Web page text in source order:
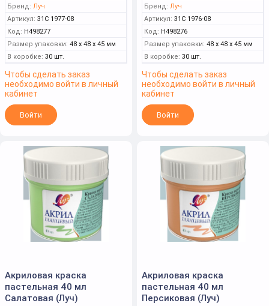
Бренд: Луч
Артикул: 31C 1977-08
Код: Н498277
Размер упаковки: 48 x 48 x 45 мм
В коробке: 30 шт.
Чтобы сделать заказ
необходимо войти в личный
кабинет
Войти
Бренд: Луч
Артикул: 31C 1976-08
Код: Н498276
Размер упаковки: 48 x 48 x 45 мм
В коробке: 30 шт.
Чтобы сделать заказ
необходимо войти в личный
кабинет
Войти
Акриловая краска
пастельная 40 мл
Салатовая (Луч)
Акриловая краска
пастельная 40 мл
Персиковая (Луч)